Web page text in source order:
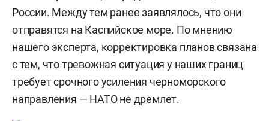
России. Между тем ранее заявлялось, что они
отправятся на Каспийское море. По мнению
нашего эксперта, корректировка планов связана
с тем, что тревожная ситуация у наших границ
требует срочного усиления черноморского
направления — НАТО не дремлет.